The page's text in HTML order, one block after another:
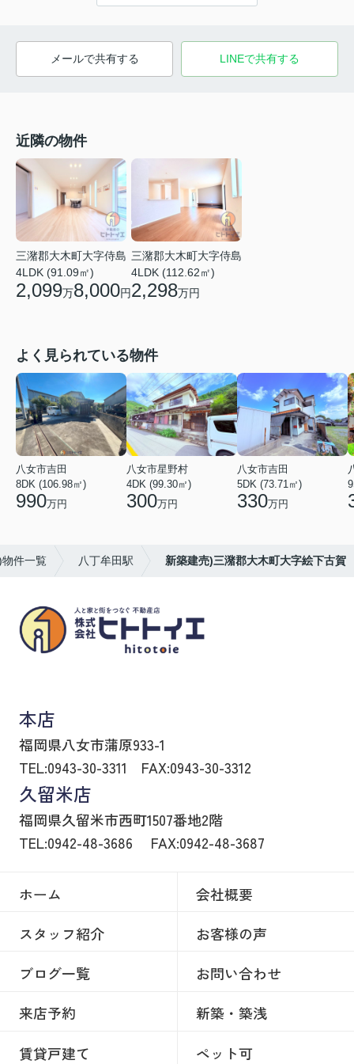
メールで共有する LINEで共有する
近隣の物件
三潴郡大木町大字侍島
4LDK (91.09㎡)
2,099万8,000円
三潴郡大木町大字侍島
4LDK (112.62㎡)
2,298万円
よく見られている物件
八女市吉田
8DK (106.98㎡)
990万円
八女市星野村
4DK (99.30㎡)
300万円
八女市吉田
5DK (73.71㎡)
330万円
件一覧 八丁牟田駅 新築建売)三潴郡大木町大字絵下古賀
本店
福岡県八女市蒲原933-1
TEL:0943-30-3311
FAX:0943-30-3312
久留米店
福岡県久留米市西町1507番地2階
TEL:0942-48-3686
FAX:0942-48-3687
ホーム
会社概要
スタッフ紹介
お客様の声
ブログ一覧
お問い合わせ
来店予約
新築・築浅
賃貸戸建て
ペット可